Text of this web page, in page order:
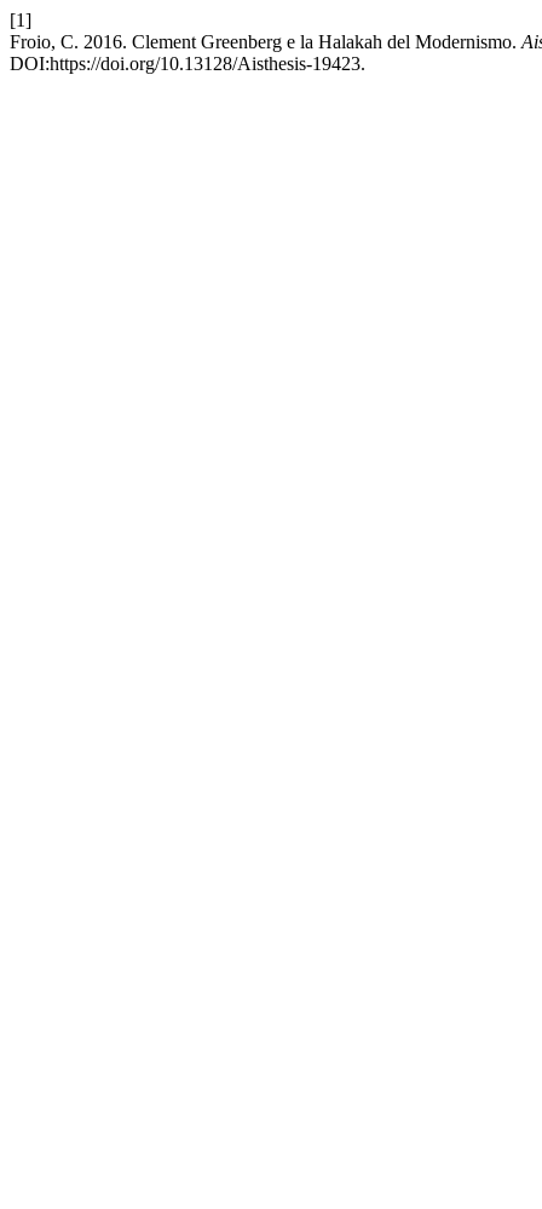
[1]
Froio, C. 2016. Clement Greenberg e la Halakah del Modernismo.
DOI:https://doi.org/10.13128/Aisthesis-19423.